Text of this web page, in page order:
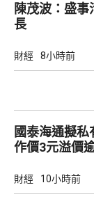
陳茂波：盛
長
財經 8小時前
國泰海通擬
作價3元溢價
財經 10小時前